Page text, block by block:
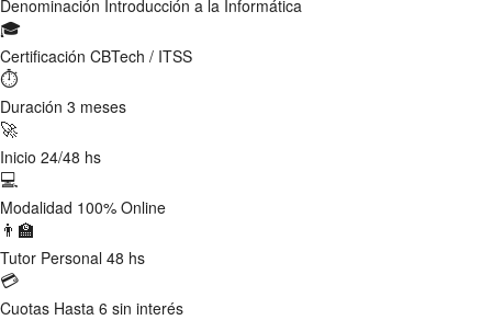
Denominación Introducción a la Informática
🎓
Certificación CBTech / ITSS
⏱
Duración 3 meses
🚀
Inicio 24/48 hs
💻
Modalidad 100% Online
👨‍🏫
Tutor Personal 48 hs
💳
Cuotas Hasta 6 sin interés